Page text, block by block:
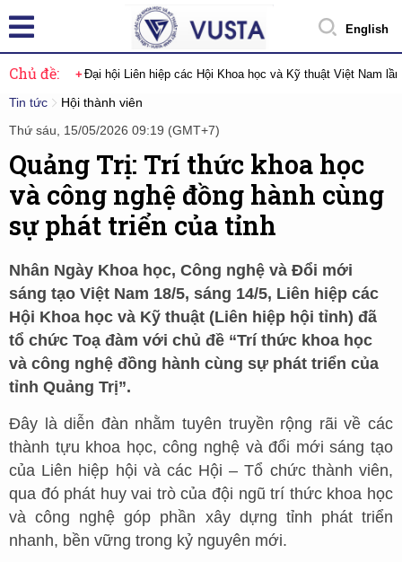
English
Chủ đề: Đại hội Liên hiệp các Hội Khoa học và Kỹ thuật Việt Nam
Tin tức
Hội thành viên
Thứ sáu, 15/05/2026 09:19 (GMT+7)
Quảng Trị: Trí thức khoa học
và công nghệ đồng hành cùng
sự phát triển của tỉnh
Nhân Ngày Khoa học, Công nghệ và Đổi mới
sáng tạo Việt Nam 18/5, sáng 14/5, Liên hiệp các
Hội Khoa học và Kỹ thuật (Liên hiệp hội tỉnh) đã
tổ chức Toạ đàm với chủ đề “Trí thức khoa học
và công nghệ đồng hành cùng sự phát triển của
tỉnh Quảng Trị”.
Đây là diễn đàn nhằm tuyên truyền rộng rãi về các
thành tựu khoa học, công nghệ và đổi mới sáng tạo
của Liên hiệp hội và các Hội – Tổ chức thành viên,
qua đó phát huy vai trò của đội ngũ trí thức khoa học
và công nghệ góp phần xây dựng tỉnh phát triển
nhanh, bền vững trong kỷ nguyên mới.